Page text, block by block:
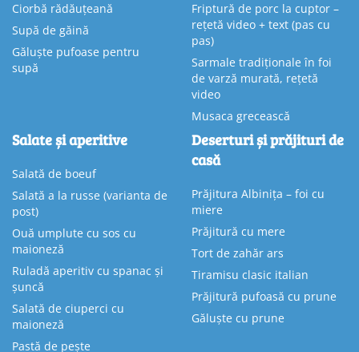
Ciorbă rădăuțeană
Supă de găină
Găluște pufoase pentru
supă
Friptură de porc la cuptor –
rețetă video + text (pas cu
pas)
Sarmale tradiționale în foi
de varză murată, rețetă
video
Musaca grecească
Salate și aperitive
Salată de boeuf
Salată a la russe (varianta de
post)
Ouă umplute cu sos cu
maioneză
Ruladă aperitiv cu spanac și
șuncă
Salată de ciuperci cu
maioneză
Pastă de pește
Deserturi și prăjituri de
casă
Prăjitura Albinița – foi cu
miere
Prăjitură cu mere
Tort de zahăr ars
Tiramisu clasic italian
Prăjitură pufoasă cu prune
Găluște cu prune